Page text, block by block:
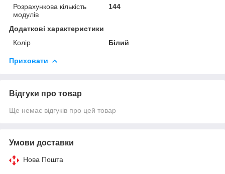
Розрахункова кількість
модулів
144
Додаткові характеристики
Колір
Білий
Приховати
Відгуки про товар
Ще немає відгуків про цей товар
Умови доставки
Нова Пошта